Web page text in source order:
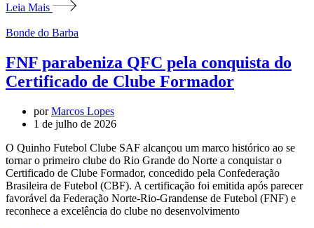
Leia Mais
Bonde do Barba
FNF parabeniza QFC pela conquista do
Certificado de Clube Formador
porMarcos Lopes
1 de julho de 2026
O Quinho Futebol Clube SAF alcançou um marco histórico ao se
tornar o primeiro clube do Rio Grande do Norte a conquistar o
Certificado de Clube Formador, concedido pela Confederação
Brasileira de Futebol (CBF). A certificação foi emitida após parecer
favorável da Federação Norte-Rio-Grandense de Futebol (FNF) e
reconhece a excelência do clube no desenvolvimento